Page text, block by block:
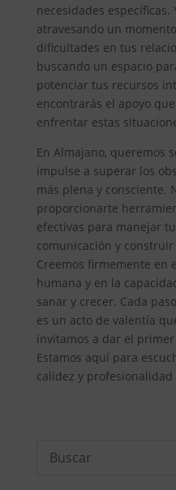
necesidades específicas.
atravesando un
dificultades en tus
buscando un espacio
potenciar tus recursos
encontrarás el apoyo
enfrentar estas
En Almajano, queremos
impulse a superar los
más plena y consciente.
proporcionarte
efectivas para manejar
comunicación y
Creemos firmemente en
humana y en la
sanar y crecer. Cada
es un acto de valentía
invitamos a dar el
Estamos aquí para
calidez y profesionalidad